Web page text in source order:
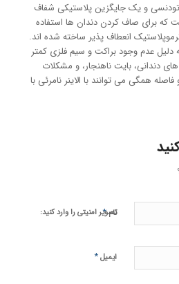
ارتودنسی و یک جایگزین پلاستیکی شفاف
که برای صاف کردن دندان ها استفاده
انعطاف پذیر ساخته شده اند.
دلیل عدم وجود براکت و سیم فلزی کمتر
دندانی، بایت ناهنجار، و مشکلات
همگی می توانند با الاینر نامرئی با
نام*
ایمیل*
تصویر امنیتی را وارد کنید: